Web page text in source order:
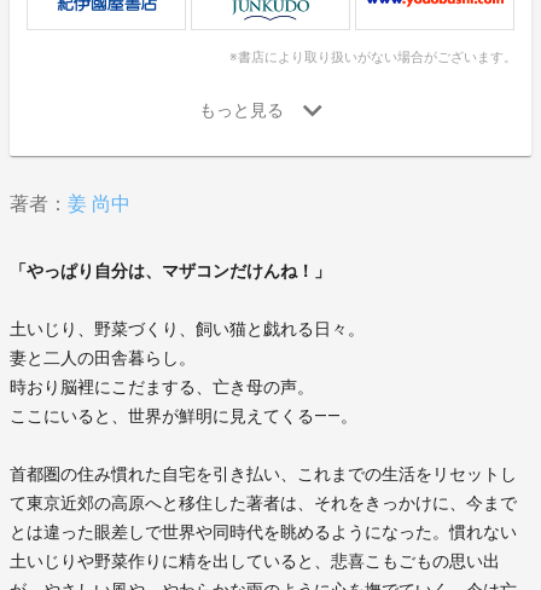
※書店により取り扱いがない場合がございます。
著者： 姜 尚中
「やっぱり自分は、マザコンだけんね！」
土いじり、野菜づくり、飼い猫と戯れる日々。
妻と二人の田舎暮らし。
時おり脳裡にこだまする、亡き母の声。
ここにいると、世界が鮮明に見えてくる——。
首都圏の住み慣れた自宅を引き払い、これまでの生活をリセットし
て東京近郊の高原へと移住した著者は、それをきっかけに、今まで
とは違った眼差しで世界や同時代を眺めるようになった。慣れない
土いじりや野菜作りに精を出していると、悲喜こもごもの思い出